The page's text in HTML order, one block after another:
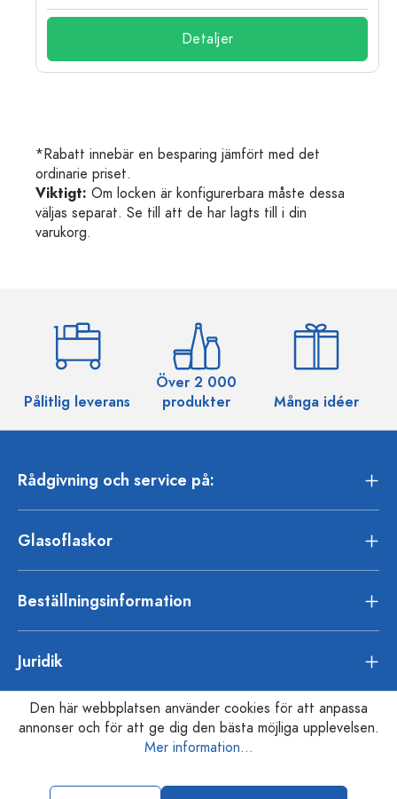
Detaljer
*Rabatt innebär en besparing jämfört med det
ordinarie priset.
Viktigt: Om locken är konfigurerbara måste dessa
väljas separat. Se till att de har lagts till i din
varukorg.
Pålitlig leverans
Över 2 000
produkter
Många idéer
Rådgivning och service på:
Glasoflaskor
Beställningsinformation
Juridik
Den här webbplatsen använder cookies för att anpassa
annonser och för att ge dig den bästa möjliga upplevelsen.
Mer information...